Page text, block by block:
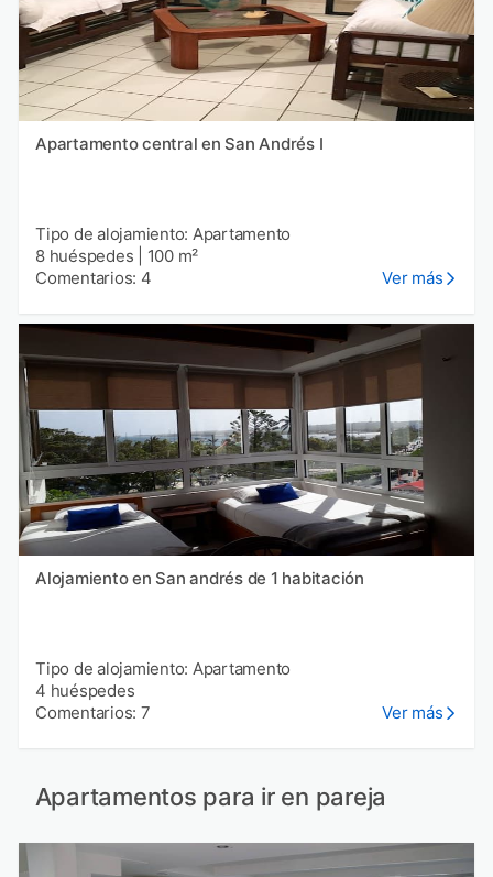
Apartamento central en San Andrés I
Tipo de alojamiento: Apartamento
8 huéspedes
100 m²
Comentarios: 4
Ver más
Alojamiento en San andrés de 1 habitación
Tipo de alojamiento: Apartamento
4 huéspedes
Comentarios: 7
Ver más
Apartamentos para ir en pareja